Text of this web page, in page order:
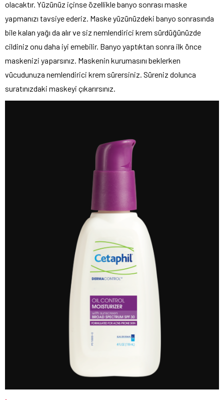
olacaktır. Yüzünüz içinse özellikle banyo sonrası maske
yapmanızı tavsiye ederiz. Maske yüzünüzdeki banyo sonrasında
bile kalan yağı da alır ve siz nemlendirici krem sürdüğünüzde
cildiniz onu daha iyi emebilir. Banyo yaptıktan sonra ilk önce
maskenizi yaparsınız. Maskenin kurumasını beklerken
vücudunuza nemlendirici krem sürersiniz. Süreniz dolunca
suratınızdaki maskeyi çıkarırsınız.